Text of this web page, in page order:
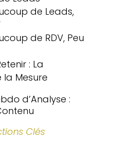
de Leads,
de RDV, Peu
: La
la Mesure
d’Analyse :
Clés